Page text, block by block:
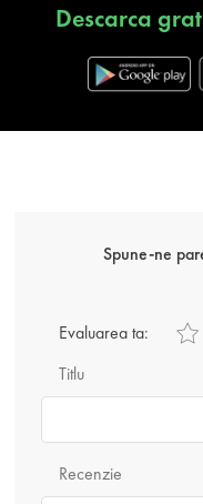
Descarca
Spune-ne
Titlu
Evaluarea ta:
Recenzie